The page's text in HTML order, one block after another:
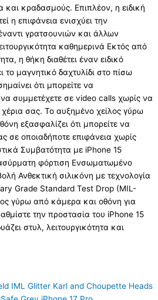
κραδασμούς. Επιπλέον, η ειδική
η επιφάνεια ενισχύει την
γρατσουνιών και άλλων
καθημερινά Εκτός από
η θήκη διαθέτει έναν ειδικό
το μαγνητικό δαχτυλίδι στο πίσω
ότι μπορείτε να
να συμμετέχετε σε video calls χωρίς να
σας. Το αυξημένο χείλος γύρω
εξασφαλίζει ότι μπορείτε να
σε οποιαδήποτε επιφάνεια χωρίς
Συμβατότητα με iPhone 15
φόρτιση Ενσωματωμένο
Ανθεκτική σιλικόνη με τεχνολογία
Grade Standard Test Drop (MIL-
γύρω από κάμερα και οθόνη για
την προστασία του iPhone 15
στυλ, λειτουργικότητα και